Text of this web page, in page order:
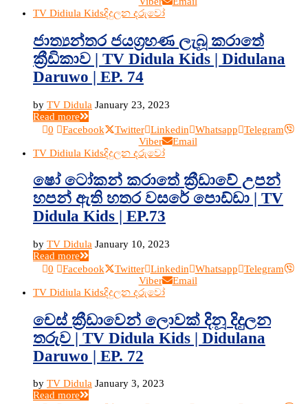
TV Didiula Kidsදිදුලන දරුවෝ
ජාත්‍යන්තර ජයග්‍රහණ ලැබූ කරාතේ
ක්‍රීඩිකාව | TV Didula Kids | Didulana
Daruwo | EP. 74
by TV Didula January 23, 2023
Read more
0
Facebook Twitter Linkedin Whatsapp
Telegram
Viber
Email
TV Didiula Kidsදිදුලන දරුවෝ
ෂෝ ටෝකන් කරාතේ ක්‍රීඩාවේ උපන්
හපන් ඇති හතර වසරේ පොඩ්ඩා | TV
Didula Kids | EP.73
by TV Didula January 10, 2023
Read more
0
Facebook Twitter Linkedin Whatsapp
Telegram
Viber
Email
TV Didiula Kidsදිදුලන දරුවෝ
චෙස් ක්‍රීඩාවෙන් ලොවක් දිනූ දිදුලන
තරුව | TV Didula Kids | Didulana
Daruwo | EP. 72
by TV Didula January 3, 2023
Read more